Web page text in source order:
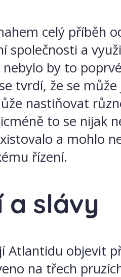
celý příběh
společnosti a
by to
tvrdí, že se
nastiňovat
to se nijak
a mohlo
řízení.
a slávy
Atlantidu objevit
na třech